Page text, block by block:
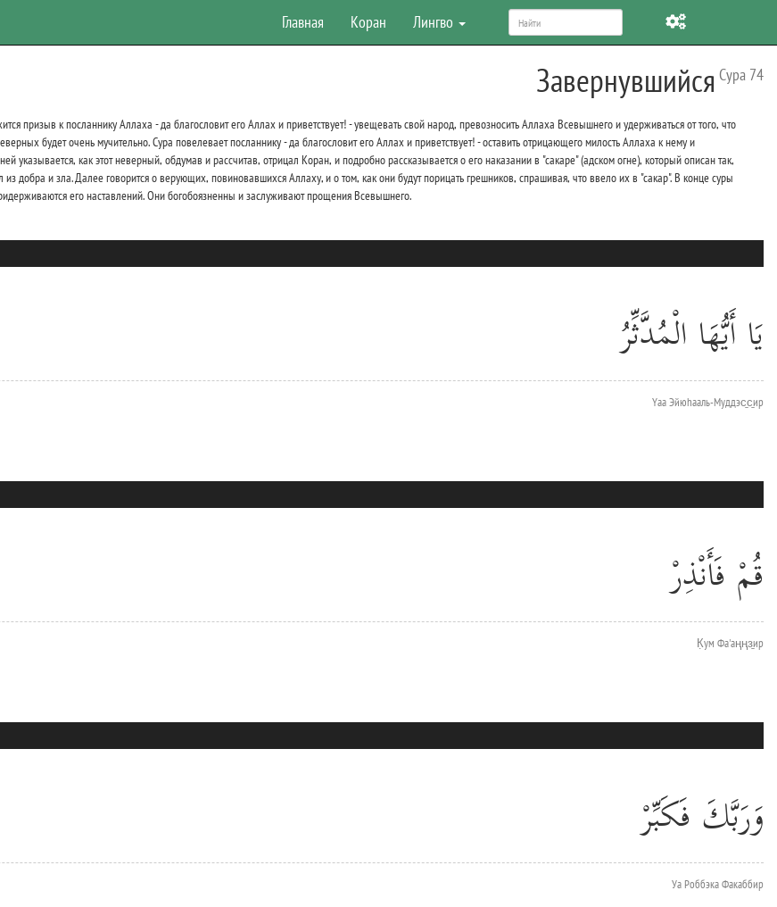
Главная Коран Лингво
Завернувшийся Сура 74
призыв к посланнику Аллаха - да благословит его Аллах и приветствует! - увещевать свой народ, превозносить Аллаха Всевышнего и удерживаться от того, что
будет очень мучительно. Сура повелевает посланнику - да благословит его Аллах и приветствует! - оставить отрицающего милость Аллаха к нему и
как этот неверный, обдумав и рассчитав, отрицал Коран, и подробно рассказывается о его наказании в "сакаре" (адском огне), который описан так,
добра и зла. Далее говорится о верующих, повиновавшихся Аллаху, и о том, как они будут порицать грешников, спрашивая, что ввело их в "сакар". В конце суры
его наставлений. Они богобоязненны и заслуживают прощения Всевышнего.
يَا أَيُّهَا الْمُدَّثِّرُ
Yаа Эйюhааль-Муддэс̱с̱ир
قُمْ فَأَنْذِرْ
К̣ум Фа'аңңз̱ир
وَرَبَّكَ فَكَبِّرْ
Уа Роббэка Факаббир